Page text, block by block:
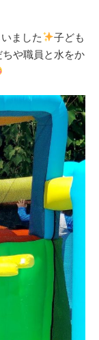
ました
子ども
ちや職員と水をか